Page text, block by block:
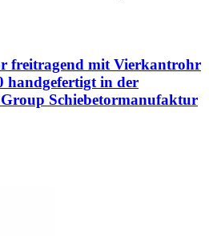
freitragend mit Vierkantrohr
handgefertigt in der
Schiebetormanufaktur